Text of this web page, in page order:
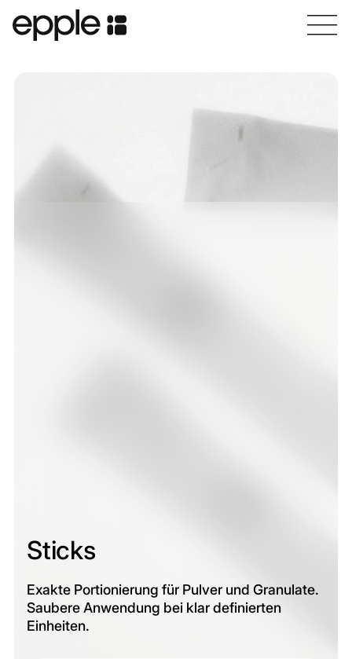
Sticks
Exakte Portionierung für Pulver und Granulate.
Saubere Anwendung bei klar definierten
Einheiten.